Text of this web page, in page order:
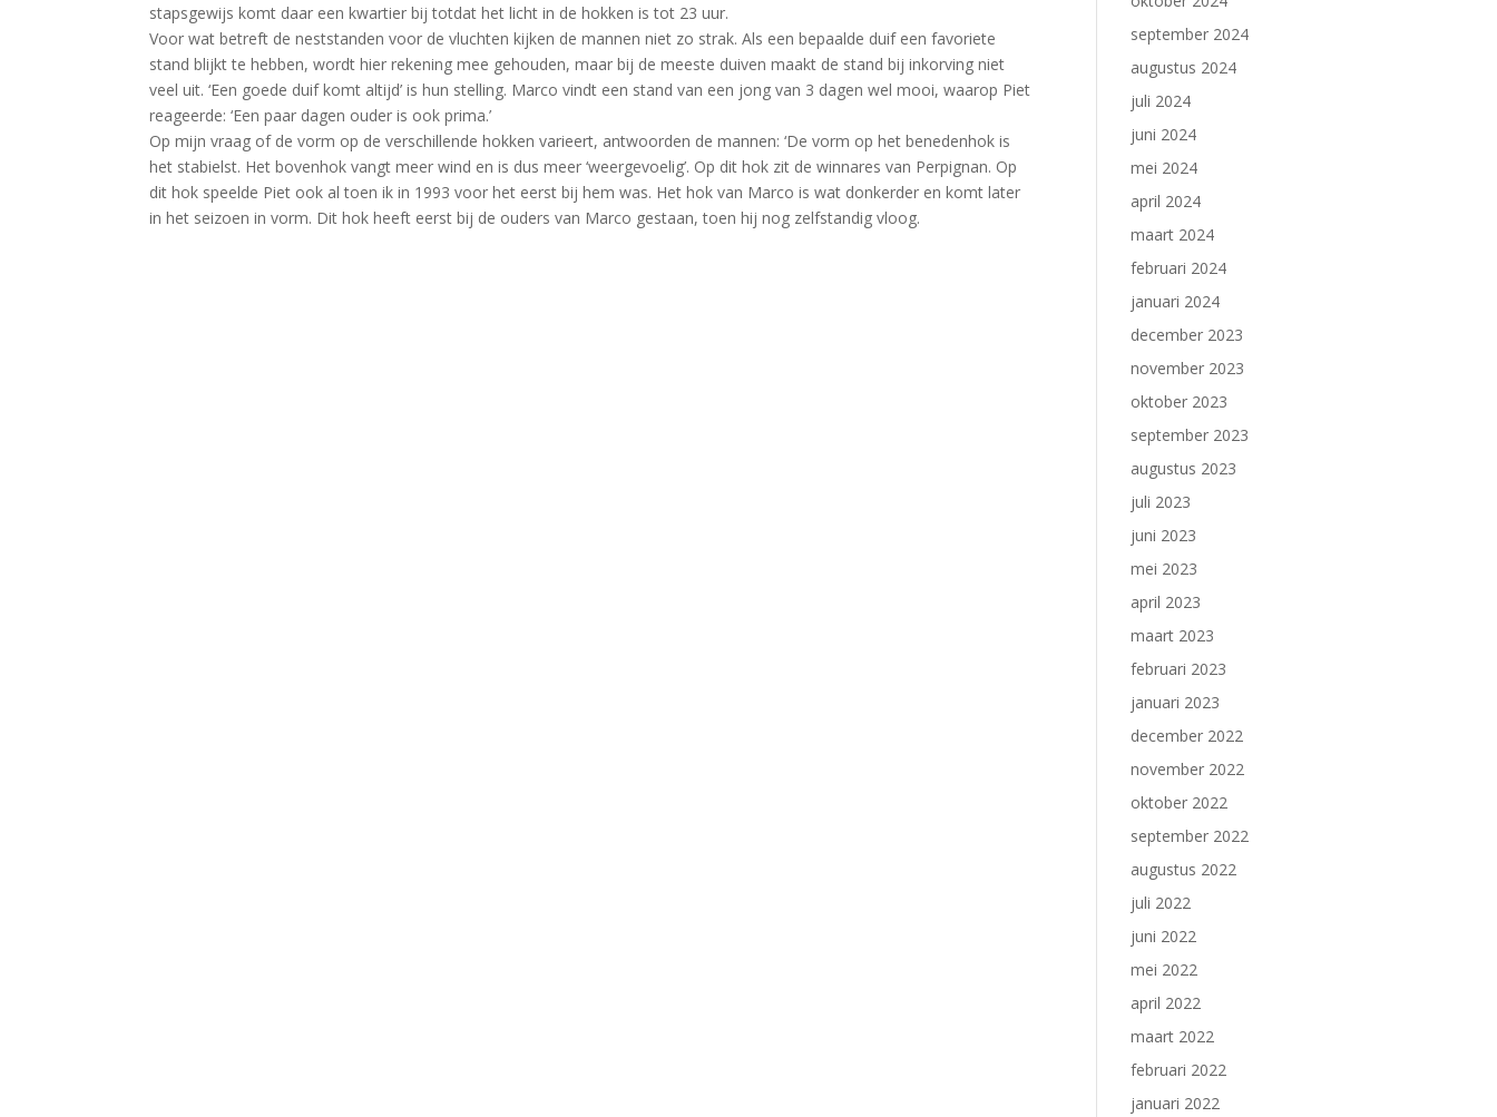
stapsgewijs komt daar een kwartier bij totdat het licht in de hokken is tot 23 uur.
Voor wat betreft de neststanden voor de vluchten kijken de mannen niet zo strak. Als een bepaalde duif een favoriete
stand blijkt te hebben, wordt hier rekening mee gehouden, maar bij de meeste duiven maakt de stand bij inkorving niet
veel uit. ‘Een goede duif komt altijd’ is hun stelling. Marco vindt een stand van een jong van 3 dagen wel mooi, waarop Piet
reageerde: ‘Een paar dagen ouder is ook prima.’
Op mijn vraag of de vorm op de verschillende hokken varieert, antwoorden de mannen: ‘De vorm op het benedenhok is
het stabielst. Het bovenhok vangt meer wind en is dus meer ‘weergevoelig’. Op dit hok zit de winnares van Perpignan. Op
dit hok speelde Piet ook al toen ik in 1993 voor het eerst bij hem was. Het hok van Marco is wat donkerder en komt later
in het seizoen in vorm. Dit hok heeft eerst bij de ouders van Marco gestaan, toen hij nog zelfstandig vloog.
september 2024
augustus 2024
juli 2024
juni 2024
mei 2024
april 2024
maart 2024
februari 2024
januari 2024
december 2023
november 2023
oktober 2023
september 2023
augustus 2023
juli 2023
juni 2023
mei 2023
april 2023
maart 2023
februari 2023
januari 2023
december 2022
november 2022
oktober 2022
september 2022
augustus 2022
juli 2022
juni 2022
mei 2022
april 2022
maart 2022
februari 2022
januari 2022